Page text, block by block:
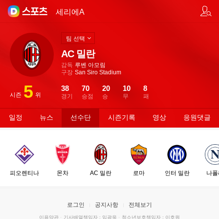
세리에A
AC 밀란
감독 루벤 아모림
구장 San Siro Stadium
시즌 5 위 경기
38
승점
70
승
20
무
10
패
8
팀 선택
일정 뉴스 선수단 시즌기록 영상 응원댓글
피오렌티나 몬차 AC 밀란 로마 인터 밀란 나
로그인 공지사항 전체보기
이용약관 · 기사배열책임자 : 임광욱 · 청소년보호책임자 : 이호원